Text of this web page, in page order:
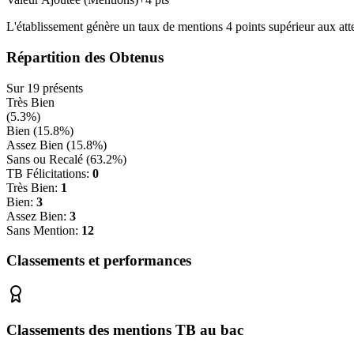
L'établissement génère un taux de mentions 4 points supérieuraux
Répartition des Obtenus
Sur 19 présents
Très Bien
(5.3%)
Bien (15.8%)
Assez Bien (15.8%)
Sans ou Recalé (63.2%)
TB Félicitations: 0
Très Bien: 1
Bien: 3
Assez Bien: 3
Sans Mention: 12
Classements et performances
Classements des mentions TB au bac